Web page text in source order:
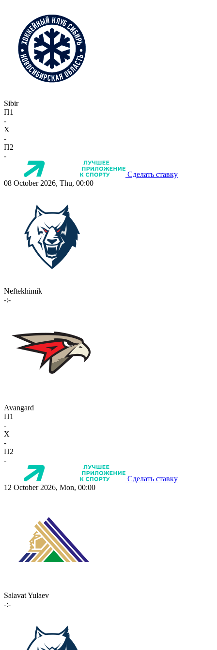
Sibir
П1
-
X
-
П2
-
Сделать ставку
08 October 2026, Thu, 00:00
Neftekhimik
-:-
Avangard
П1
-
X
-
П2
-
Сделать ставку
12 October 2026, Mon, 00:00
Salavat Yulaev
-:-